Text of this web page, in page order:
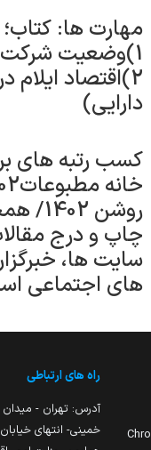
مهارت ها: کتاب؛
1)وضعیت شرکت‌های بیمه در استان ایلام در سال 1392 کتاب
2)اقتصاد
دارایی)
روشن 1402/ همچنین رتبه سوم در قالب گروهی در جام امید کشوری 1403
چاپ و درج
سایت ها،
های اجتماعی
راه های ارتباطی
آدرس: تهران - میدان
خمینی- انتهای